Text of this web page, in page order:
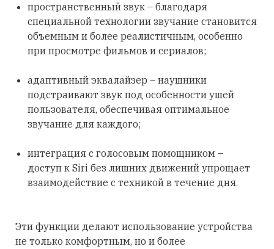
пространственный звук – благодаря
специальной технологии звучание становится
объемным и более реалистичным, особенно
при просмотре фильмов и сериалов;
адаптивный эквалайзер – наушники
подстраивают звук под особенности ушей
пользователя, обеспечивая оптимальное
звучание для каждого;
интеграция с голосовым помощником –
доступ к Siri без лишних движений упрощает
взаимодействие с техникой в течение дня.
Эти функции делают использование устройства
не только комфортным, но и более